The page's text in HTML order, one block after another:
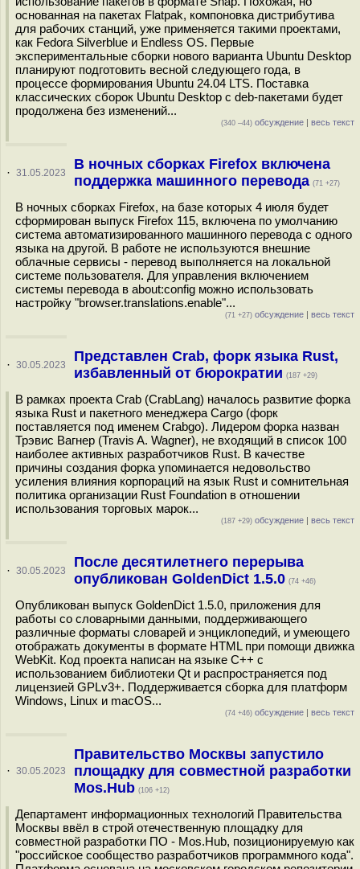
основанная на пакетах Flatpak, компоновка дистрибутива
для рабочих станций, уже применяется такими проектами,
как Fedora Silverblue и Endless OS. Первые
экспериментальные сборки нового варианта Ubuntu Desktop
планируют подготовить весной следующего года, в
процессе формирования Ubuntu 24.04 LTS. Поставка
классических сборок Ubuntu Desktop с deb-пакетами будет
продолжена без изменений...
(340 –44) обсуждение | весь текст
· 31.05.2023
В ночных сборках Firefox включена
поддержка машинного перевода (71 +27)
В ночных сборках Firefox, на базе которых 4 июля будет
сформирован выпуск Firefox 115, включена по умолчанию
система автоматизированного машинного перевода с одного
языка на другой. В работе не используются внешние
облачные сервисы - перевод выполняется на локальной
системе пользователя. Для управления включением
системы перевода в about:config можно использовать
настройку "browser.translations.enable"...
(71 +27) обсуждение | весь текст
· 30.05.2023
Представлен Crab, форк языка Rust,
избавленный от бюрократии (187 +29)
В рамках проекта Crab (CrabLang) началось развитие форка
языка Rust и пакетного менеджера Cargo (форк
поставляется под именем Сrabgo). Лидером форка назван
Трэвис Вагнер (Travis A. Wagner), не входящий в список 100
наиболее активных разработчиков Rust. В качестве
причины создания форка упоминается недовольство
усиления влияния корпораций на язык Rust и сомнительная
политика организации Rust Foundation в отношении
использования торговых марок...
(187 +29) обсуждение | весь текст
· 30.05.2023
После десятилетнего перерыва
опубликован GoldenDict 1.5.0 (74 +46)
Опубликован выпуск GoldenDict 1.5.0, приложения для
работы со словарными данными, поддерживающего
различные форматы словарей и энциклопедий, и умеющего
отображать документы в формате HTML при помощи движка
WebKit. Код проекта написан на языке С++ с
использованием библиотеки Qt и распространяется под
лицензией GPLv3+. Поддерживается сборка для платформ
Windows, Linux и macOS...
(74 +46) обсуждение | весь текст
· 30.05.2023
Правительство Москвы запустило
площадку для совместной разработки
Mos.Hub (106 +12)
Департамент информационных технологий Правительства
Москвы ввёл в строй отечественную площадку для
совместной разработки ПО - Mos.Hub, позиционируемую как
"российское сообщество разработчиков программного кода".